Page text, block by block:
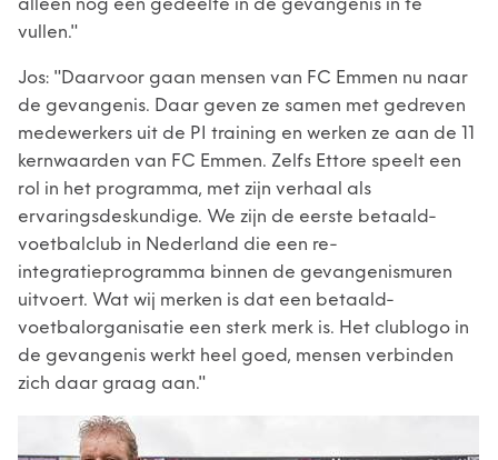
vullen."
Jos: "Daarvoor gaan mensen van FC Emmen nu naar
de gevangenis. Daar geven ze samen met gedreven
medewerkers uit de PI training en werken ze aan de 11
kernwaarden van FC Emmen. Zelfs Ettore speelt een
rol in het programma, met zijn verhaal als
ervaringsdeskundige. We zijn de eerste betaald-
voetbalclub in Nederland die een re-
integratieprogramma binnen de gevangenismuren
uitvoert. Wat wij merken is dat een betaald-
voetbalorganisatie een sterk merk is. Het clublogo in
de gevangenis werkt heel goed, mensen verbinden
zich daar graag aan."